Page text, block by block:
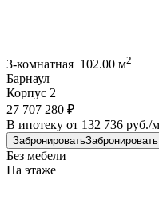
3-комнатная 102.00 м2
Барнаул
Корпус 2
27 707 280 ₽
В ипотеку от 132 736 руб./
ЗабронироватьЗабронировать
Без мебели
На этаже